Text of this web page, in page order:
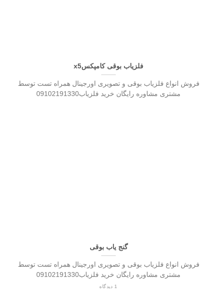
فلزیاب بوقی کامپکسx5
فروش انواع فلزیاب بوقی و تصویری اورجینال همراه تست توسط
مشتری مشاوره رایگان خرید فلزیاب09102191330
گنج یاب بوقی
فروش انواع فلزیاب بوقی و تصویری اورجینال همراه تست توسط
مشتری مشاوره رایگان خرید فلزیاب09102191330
1 دیدگاه